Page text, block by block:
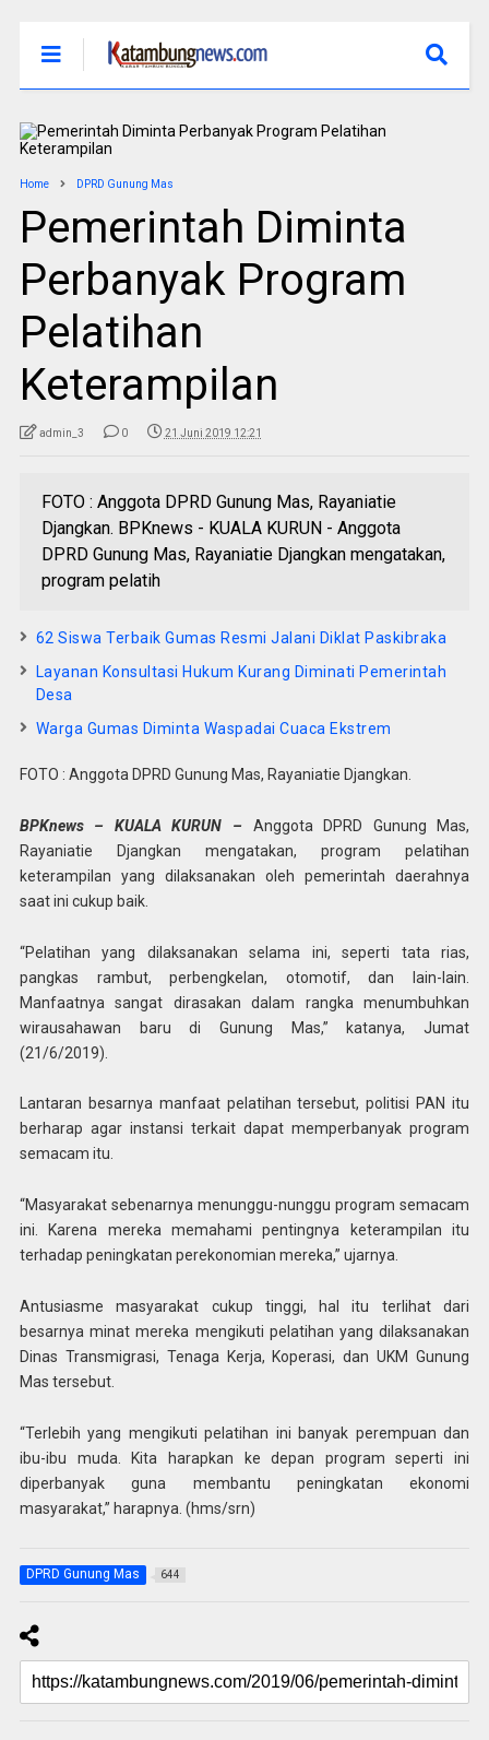
Home DPRD Gunung Mas
Pemerintah Diminta
Perbanyak Program
Pelatihan
Keterampilan
admin_3 0 21 Juni 2019 12:21
FOTO : Anggota DPRD Gunung Mas, Rayaniatie
Djangkan. BPKnews - KUALA KURUN - Anggota
DPRD Gunung Mas, Rayaniatie Djangkan mengatakan,
program pelatih
62 Siswa Terbaik Gumas Resmi Jalani Diklat Paskibraka
Layanan Konsultasi Hukum Kurang Diminati Pemerintah
Desa
Warga Gumas Diminta Waspadai Cuaca Ekstrem
FOTO : Anggota DPRD Gunung Mas, Rayaniatie Djangkan.
BPKnews – KUALA KURUN –
Anggota DPRD Gunung Mas,
Rayaniatie Djangkan mengatakan, program pelatihan
keterampilan yang dilaksanakan oleh pemerintah daerahnya
saat ini cukup baik.
“Pelatihan yang dilaksanakan selama ini, seperti tata rias,
pangkas rambut, perbengkelan, otomotif, dan lain-lain.
Manfaatnya sangat dirasakan dalam rangka menumbuhkan
wirausahawan baru di Gunung Mas,” katanya, Jumat
(21/6/2019).
Lantaran besarnya manfaat pelatihan tersebut, politisi PAN itu
berharap agar instansi terkait dapat memperbanyak program
semacam itu.
“Masyarakat sebenarnya menunggu-nunggu program semacam
ini. Karena mereka memahami pentingnya keterampilan itu
terhadap peningkatan perekonomian mereka,” ujarnya.
Antusiasme masyarakat cukup tinggi, hal itu terlihat dari
besarnya minat mereka mengikuti pelatihan yang dilaksanakan
Dinas Transmigrasi, Tenaga Kerja, Koperasi, dan UKM Gunung
Mas tersebut.
“Terlebih yang mengikuti pelatihan ini banyak perempuan dan
ibu-ibu muda. Kita harapkan ke depan program seperti ini
diperbanyak guna membantu peningkatan ekonomi
masyarakat,” harapnya. (hms/srn)
DPRD Gunung Mas 644